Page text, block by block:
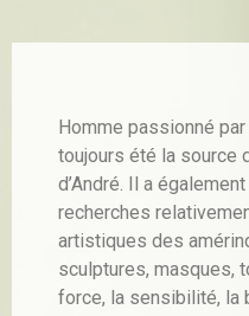
Homme passionné
toujours été la source
d’André. Il a
recherches
artistiques des
sculptures, masques,
force, la sensibilité, la